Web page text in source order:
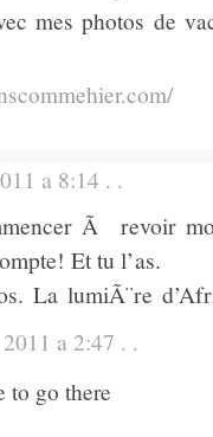
mes photos de
a 8:14 . .
Ã revoir
Et tu l’as.
La lumiÃ¨re
souvenirs. Dur dur
j’ai beaucoup
moi! (Nouvelle-
a 2:47 . .
to go there